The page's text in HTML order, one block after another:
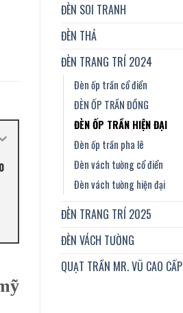
ĐÈN SOI TRANH
ĐÈN THẢ
ĐÈN TRANG TRÍ 2024
Đèn ốp trần cổ điển
ĐÈN ỐP TRẦN ĐỒNG
ĐÈN ỐP TRẦN HIỆN ĐẠI
Đèn ốp trần pha lê
Đèn vách tường cổ điển
Đèn vách tường hiện đại
ĐÈN TRANG TRÍ 2025
ĐÈN VÁCH TƯỜNG
QUẠT TRẦN MR. VŨ CAO CẤP